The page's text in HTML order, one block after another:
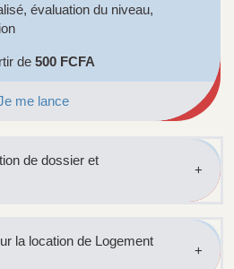
évaluation du niveau,
de500 FCFA
me lance
de dossier et
la location de Logement